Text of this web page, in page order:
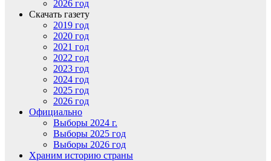
2026 год
Скачать газету
2019 год
2020 год
2021 год
2022 год
2023 год
2024 год
2025 год
2026 год
Официально
Выборы 2024 г.
Выборы 2025 год
Выборы 2026 год
Храним историю страны